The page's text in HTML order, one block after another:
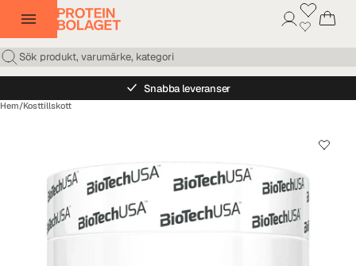
Snabba leveranser
Hem/Kosttillskott